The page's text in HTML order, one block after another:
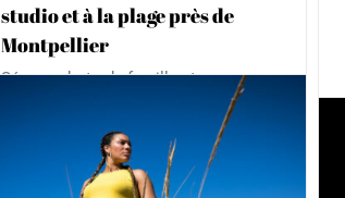
studio et à la plage près de
Montpellier
Séance photo de famille et grossesse
aux Aresquiers près de Montpellier
J'ai le plaisir de vous présenter cette
ravissante petite famille qui
s'agrandit ! La séance s'est déroulé